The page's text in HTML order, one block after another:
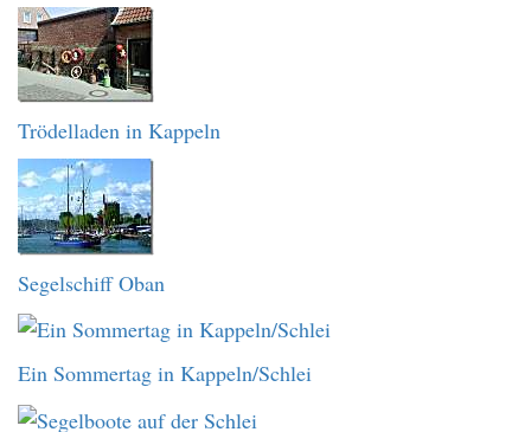
Trödelladen in Kappeln
Segelschiff Oban
Ein Sommertag in Kappeln/Schlei